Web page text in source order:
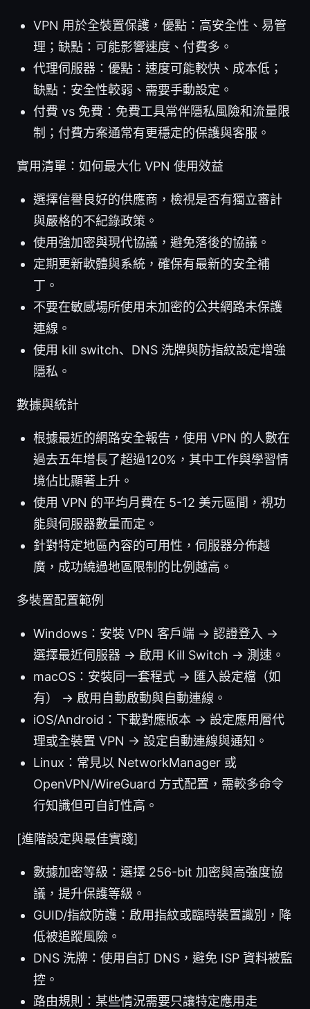
VPN 用於全裝置保護，優點：高安全性、易管
理；缺點：可能影響速度、付費多。
代理伺服器：優點：速度可能較快、成本低；
缺點：安全性較弱、需要手動設定。
付費 vs 免費：免費工具常伴隱私風險和流量限
制；付費方案通常有更穩定的保護與客服。
實用清單：如何最大化 VPN 使用效益
選擇信譽良好的供應商，檢視是否有獨立審計
與嚴格的不紀錄政策。
使用強加密與現代協議，避免落後的協議。
定期更新軟體與系統，確保有最新的安全補
丁。
不要在敏感場所使用未加密的公共網路未保護
連線。
使用 kill switch、DNS 洗牌與防指紋設定增強
隱私。
數據與統計
根據最近的網路安全報告，使用 VPN 的人數在
過去五年增長了超過120%，其中工作與學習情
境佔比顯著上升。
使用 VPN 的平均月費在 5-12 美元區間，視功
能與伺服器數量而定。
針對特定地區內容的可用性，伺服器分佈越
廣，成功繞過地區限制的比例越高。
多裝置配置範例
Windows：安裝 VPN 客戶端 → 認證登入 →
選擇最近伺服器 → 啟用 Kill Switch → 測速。
macOS：安裝同一套程式 → 匯入設定檔（如
有） → 啟用自動啟動與自動連線。
iOS/Android：下載對應版本 → 設定應用層代
理或全裝置 VPN → 設定自動連線與通知。
Linux：常見以 NetworkManager 或
OpenVPN/WireGuard 方式配置，需較多命令
行知識但可自訂性高。
[進階設定與最佳實踐]
數據加密等級：選擇 256-bit 加密與高強度協
議，提升保護等級。
GUID/指紋防護：啟用指紋或臨時裝置識別，降
低被追蹤風險。
DNS 洗牌：使用自訂 DNS，避免 ISP 資料被監
控。
路由規則：某些情況需要只讓特定應用走